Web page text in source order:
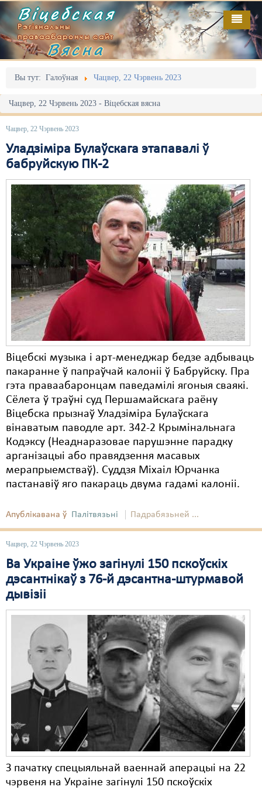
Віцебская
Рэгіянальны
праваабарончы сайт
Вясна
Вы тут: Галоўная Чацвер, 22 Чэрвень 2023
Чацвер, 22 Чэрвень 2023 - Віцебская вясна
Чацвер, 22 Чэрвень 2023
Уладзіміра Булаўскага этапавалі ў
бабруйскую ПК-2
Віцебскі музыка і арт-менеджар бедзе адбываць
пакаранне ў папраўчай калоніі ў Бабруйску. Пра
гэта праваабаронцам паведамілі ягоныя сваякі.
Сёлета ў траўні суд Першамайскага раёну
Віцебска прызнаў Уладзіміра Булаўскага
вінаватым паводле арт. 342-2 Крымінальнага
Кодэксу (Неаднаразовае парушэнне парадку
арганізацыі або правядзення масавых
мерапрыемстваў). Суддзя Міхаіл Юрчанка
пастанавіў яго пакараць двума гадамі калоніі.
Апублікавана ў Палітвязьні Падрабязьней ...
Чацвер, 22 Чэрвень 2023
Ва Украіне ўжо загінулі 150 пскоўскіх
дэсантнікаў з 76-й дэсантна-штурмавой
дывізіі
З пачатку спецыяльнай ваеннай аперацыі на 22
чэрвеня на Украіне загінулі 150 пскоўскіх
Галоўная
Адміністрацыйны перасьлед
Акцыі
Выбары
Грамадзянскія ініцыятывы
Дзяржава
Дыскрымінацыя
Затрыманьні
Карная псыхіятрыя
КПЧ ААН
Культурныя правы
ЛПП
Мігранты
Палітвязьні
Праваабаронцы
Правы дзіцяці
Пэнітэнцыярная сыстэма
Рознае
Свабода слова
Свабода сумленьня
Суд
Сьмяротнае пакараньне
Экалёгія
Правы працоўных
Сацыяльныя правы
Выданьні
Відэа
Пра нас
RSS